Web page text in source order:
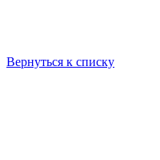
Вернуться к списку